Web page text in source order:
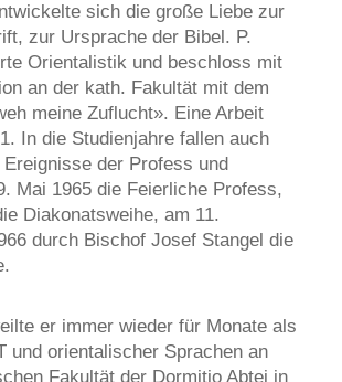
sich die große Liebe zur
zur Ursprache der Bibel. P.
Orientalistik und beschloss mit
an der kath. Fakultät mit dem
meine Zuflucht». Eine Arbeit
In die Studienjahre fallen auch
der Profess und
Mai 1965 die Feierliche Profess,
Diakonatsweihe, am 11.
durch Bischof Josef Stangel die
er immer wieder für Monate als
und orientalischer Sprachen an
Fakultät der Dormitio Abtei in